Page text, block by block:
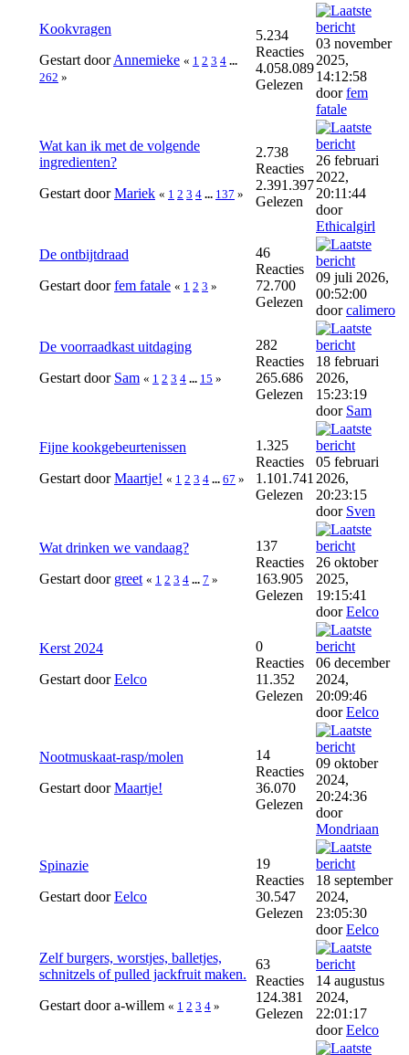
Kookvragen
Gestart doorAnnemieke « 1 2 3 4 ...
262 »
5.234
Reacties
4.058.089
Gelezen
03 november
2025,
14:12:58
doorfem
fatale
Wat kan ik met de volgende
ingredienten?
Gestart doorMariek « 1 2 3 4 ... 137 »
2.738
Reacties
2.391.397
Gelezen
26 februari
2022,
20:11:44
door
Ethicalgirl
De ontbijtdraad
Gestart doorfem fatale « 1 2 3 »
46
Reacties
72.700
Gelezen
09 juli 2026,
00:52:00
doorcalimero
De voorraadkast uitdaging
Gestart door Sam « 1 2 3 4 ... 15 »
282
Reacties
265.686
Gelezen
18 februari
2026,
15:23:19
door Sam
Fijne kookgebeurtenissen
Gestart doorMaartje! « 1 2 3 4 ... 67 »
1.325
Reacties
1.101.741
Gelezen
05 februari
2026,
20:23:15
door Sven
Wat drinken we vandaag?
Gestart door greet « 1 2 3 4 ... 7 »
137
Reacties
163.905
Gelezen
26 oktober
2025,
19:15:41
doorEelco
Kerst 2024
Gestart doorEelco
0
Reacties
11.352
Gelezen
06 december
2024,
20:09:46
doorEelco
Nootmuskaat-rasp/molen
Gestart doorMaartje!
14
Reacties
36.070
Gelezen
09 oktober
2024,
20:24:36
door
Mondriaan
Spinazie
Gestart doorEelco
19
Reacties
30.547
Gelezen
18 september
2024,
23:05:30
doorEelco
Zelf burgers, worstjes, balletjes,
schnitzels of pulled jackfruit maken.
Gestart door a-willem « 1 2 3 4 »
63
Reacties
124.381
Gelezen
14 augustus
2024,
22:01:17
doorEelco